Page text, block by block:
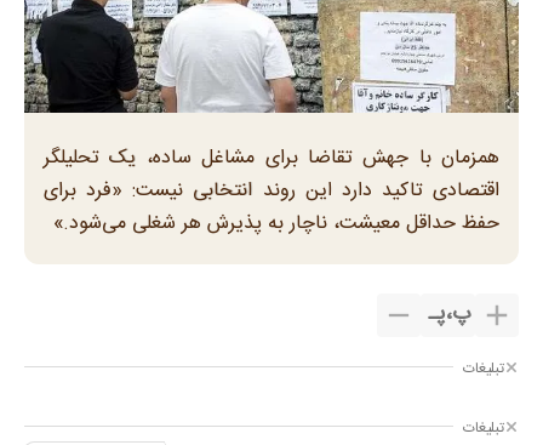
همزمان با جهش تقاضا برای مشاغل ساده، یک تحلیلگر
اقتصادی تاکید دارد این روند انتخابی نیست: «فرد برای
حفظ حداقل معیشت، ناچار به پذیرش هر شغلی می‌شود.»
پ،پـ
تبلیغات
تبلیغات